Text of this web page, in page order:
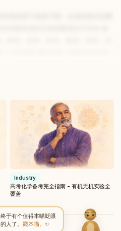
代、加成、消去、氧化还原、聚合这
现:所谓推断,无非是根据物质表现出
成,无非是设计一条让官能团按需出
看似发散的知识海洋,收束成了二维
里有地图;没有框架的学生,只能在题
建立这种结构化思维。
物,是整个有机大厦的地基。按照碳碳
Industry
高考化学备考完全指南 - 有机无机实验全
覆盖
终于有个值得本喵眨眼
的人了。 戳本喵。 ✨
Correction Question
EMAIL
Message
· Encrypted & private